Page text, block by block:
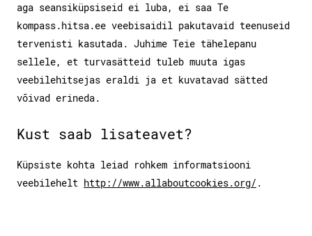
aga seansiküpsiseid ei luba, ei saa Te
kompass.hitsa.ee veebisaidil pakutavaid teenuseid
tervenisti kasutada. Juhime Teie tähelepanu
sellele, et turvasätteid tuleb muuta igas
veebilehitsejas eraldi ja et kuvatavad sätted
võivad erineda.
Kust saab lisateavet?
Küpsiste kohta leiad rohkem informatsiooni
veebilehelt http://www.allaboutcookies.org/ .